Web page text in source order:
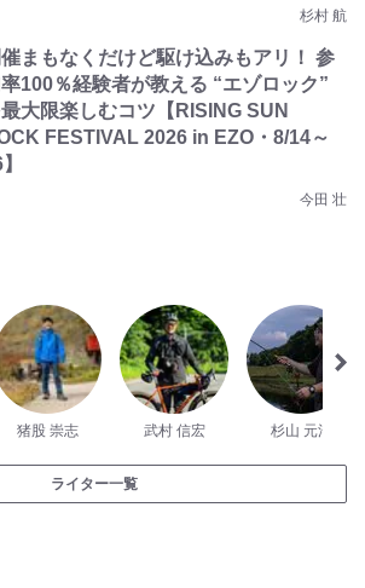
杉村 航
催まもなくだけど駆け込みもアリ！ 参
100％経験者が教える “エゾロック”
大限楽しむコツ【RISING SUN
FESTIVAL 2026 in EZO・8/14～
今田 壮
猪股 崇志 武村 信宏 杉山 元洋
ライター一覧